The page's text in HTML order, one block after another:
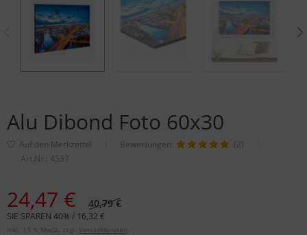
Alu Dibond Foto 60x30
Bewertungen:
(2)
Art.Nr.: 4537
24,47 € 40,79 €
SIE SPAREN 40% / 16,32 €
inkl. 19 % MwSt. zzgl. Versandkosten